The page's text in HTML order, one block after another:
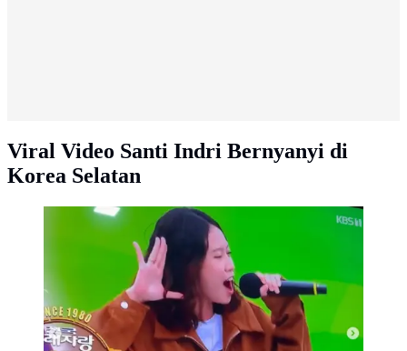
Viral Video Santi Indri Bernyanyi di
Korea Selatan
Santi Indri (Instagram santindri_)